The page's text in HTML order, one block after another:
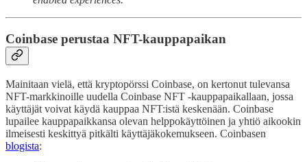
Coinbase perustaa NFT-kauppapaikan
Mainitaan vielä, että kryptopörssi Coinbase, on kertonut tulevansa
NFT-markkinoille uudella Coinbase NFT -kauppapaikallaan, jossa
käyttäjät voivat käydä kauppaa NFT:istä keskenään. Coinbase
lupailee kauppapaikkansa olevan helppokäyttöinen ja yhtiö aikookin
ilmeisesti keskittyä pitkälti käyttäjäkokemukseen. Coinbasen
blogista: